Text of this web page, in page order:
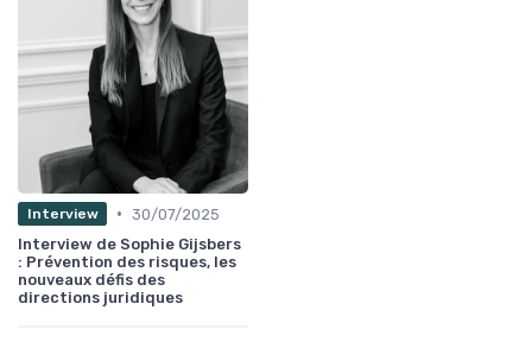
Interview • 30/07/2025
Interview de Sophie Gijsbers
: Prévention des risques, les
nouveaux défis des
directions juridiques